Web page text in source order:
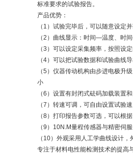
标准要求的试验报告。
产品优势：
（1）试验完毕后，可以随意设定
（2）曲线显示：时间—温度、
（3）可以设定采集频率，按照设
（4）可以把试验数据和试验曲线
（5）仪器传动机构由步进电极升
小
（6）设置有封闭式砝码加载装置
（7）转速可调，可自由设置试验
（8）打印报告参数可选，可以根
（9）10N.M量程传感器与精密伺
（10）外观采用人工学曲线设计
专注于材料电性能检测技术的提高